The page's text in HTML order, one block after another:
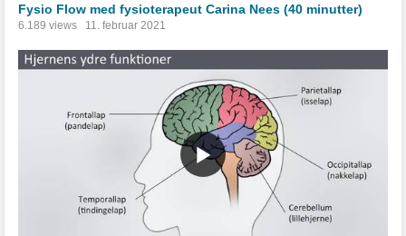
Fysio Flow med fysioterapeut Carina Nees (40 minutter)
6.189 views 11. februar 2021